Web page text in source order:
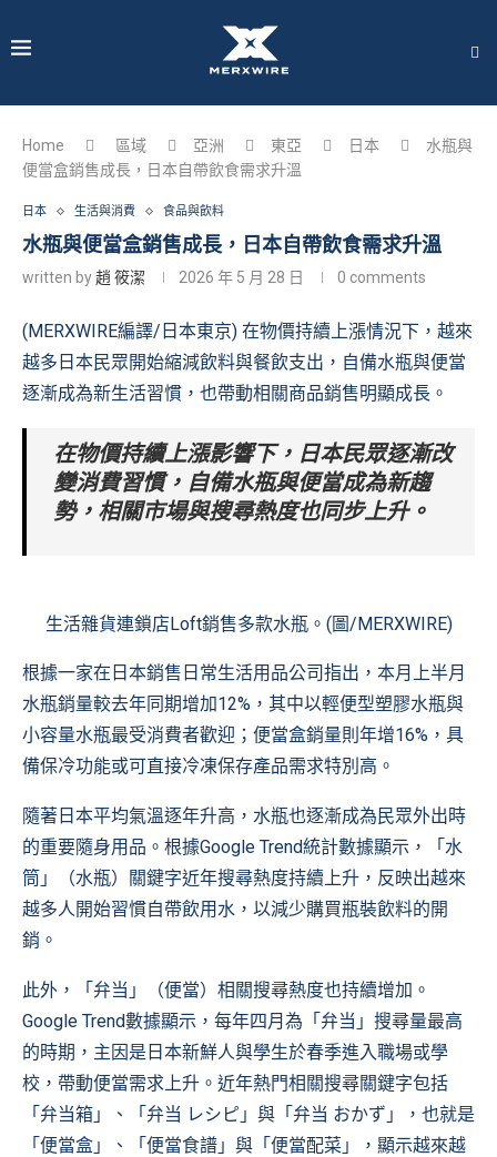
Home 區域 亞洲 東亞 日本
水瓶與
便當盒銷售成長，日本自帶飲食需求升溫
日本 生活與消費 食品與飲料
水瓶與便當盒銷售成長，日本自帶飲食需求升溫
written by趙 筱潔 2026 年 5 月 28 日 0 comments
(MERXWIRE編譯/日本東京) 在物價持續上漲情況下，越來
越多日本民眾開始縮減飲料與餐飲支出，自備水瓶與便當
逐漸成為新生活習慣，也帶動相關商品銷售明顯成長。
在物價持續上漲影響下，日本民眾逐漸改
變消費習慣，自備水瓶與便當成為新趨
勢，相關市場與搜尋熱度也同步上升。
生活雜貨連鎖店Loft銷售多款水瓶。(圖/MERXWIRE)
根據一家在日本銷售日常生活用品公司指出，本月上半月
水瓶銷量較去年同期增加12%，其中以輕便型塑膠水瓶與
小容量水瓶最受消費者歡迎；便當盒銷量則年增16%，具
備保冷功能或可直接冷凍保存產品需求特別高。
隨著日本平均氣溫逐年升高，水瓶也逐漸成為民眾外出時
的重要隨身用品。根據Google Trend統計數據顯示，「水
筒」（水瓶）關鍵字近年搜尋熱度持續上升，反映出越來
越多人開始習慣自帶飲用水，以減少購買瓶裝飲料的開
銷。
此外，「弁当」（便當）相關搜尋熱度也持續增加。
Google Trend數據顯示，每年四月為「弁当」搜尋量最高
的時期，主因是日本新鮮人與學生於春季進入職場或學
校，帶動便當需求上升。近年熱門相關搜尋關鍵字包括
「弁当箱」、「弁当 レシピ」與「弁当 おかず」，也就是
「便當盒」、「便當食譜」與「便當配菜」，顯示越來越